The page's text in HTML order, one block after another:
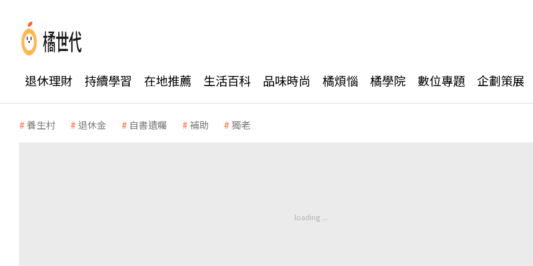
退休理財 持續學習 在地推薦 生活百科 品味時尚 橘煩惱 橘學院 數位專題 企劃策展
養生村 退休金 自書遺囑 補助 獨老